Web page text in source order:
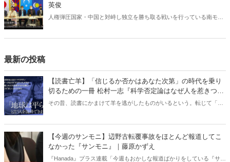
英俊
人権弾圧国家・中国と対峙し独立を勝ち取る戦いを行っている南モン
最新の投稿
【読書亡羊】「信じるか否かはあなた次第」の時代を乗り
切るための一冊 松村一志『科学否定論はなぜ人を惹きつけ
るのか』（ちくま新書）｜梶原麻衣子
その昔、読書にかまけて羊を逃がしたものがいるという。転じて「読
ある。元月刊『Hanada』編集部員のライター・梶原がお送りする時事
書評！
【今週のサンモニ】辺野古転覆事故をほとんど報道してこ
なかった『サンモニ』｜藤原かずえ
『Hanada』プラス連載「今週もおかしな報道ばかりをしている『サン